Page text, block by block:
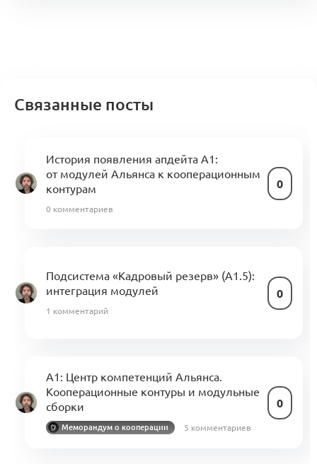
Связанные посты
История появления апдейта A1:
от модулей Альянса к кооперационным
контурам
0
0 комментариев
Подсистема «Кадровый резерв» (А1.5):
интеграция модулей
0
1 комментарий
A1: Центр компетенций Альянса.
Кооперационные контуры и модульные
сборки
0
Меморандум о кооперации 5 комментариев